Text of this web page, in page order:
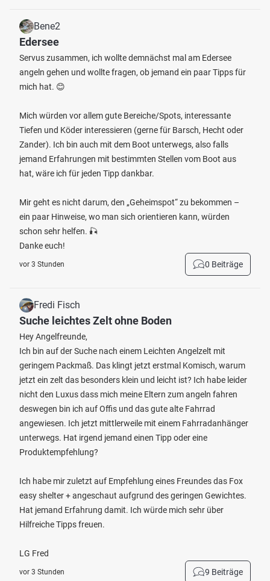
Bene2
Edersee
Servus zusammen, ich wollte demnächst mal am Edersee
angeln gehen und wollte fragen, ob jemand ein paar Tipps für
mich hat. 😊
Mich würden vor allem gute Bereiche/Spots, interessante
Tiefen und Köder interessieren (gerne für Barsch, Hecht oder
Zander). Ich bin auch mit dem Boot unterwegs, also falls
jemand Erfahrungen mit bestimmten Stellen vom Boot aus
hat, wäre ich für jeden Tipp dankbar.
Mir geht es nicht darum, den „Geheimspot“ zu bekommen –
ein paar Hinweise, wo man sich orientieren kann, würden
schon sehr helfen. 🎣
Danke euch!
vor 3 Stunden 0 Beiträge
Fredi Fisch
Suche leichtes Zelt ohne Boden
Hey Angelfreunde,
Ich bin auf der Suche nach einem Leichten Angelzelt mit
geringem Packmaß. Das klingt jetzt erstmal Komisch, warum
jetzt ein zelt das besonders klein und leicht ist? Ich habe leider
nicht den Luxus dass mich meine Eltern zum angeln fahren
deswegen bin ich auf Offis und das gute alte Fahrrad
angewiesen. Ich jetzt mittlerweile mit einem Fahrradanhänger
unterwegs. Hat irgend jemand einen Tipp oder eine
Produktempfehlung?
Ich habe mir zuletzt auf Empfehlung eines Freundes das Fox
easy shelter + angeschaut aufgrund des geringen Gewichtes.
Hat jemand Erfahrung damit. Ich würde mich sehr über
Hilfreiche Tipps freuen.
LG Fred
vor 3 Stunden 9 Beiträge